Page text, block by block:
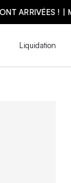
ARRIVÉES ! |
Liquidation